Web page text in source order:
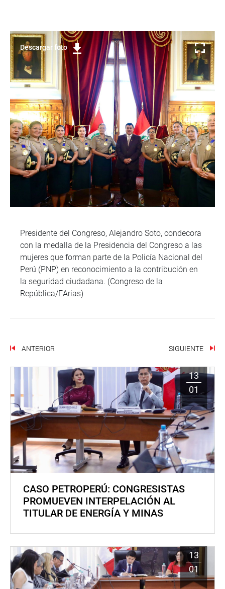
Descargar foto
Presidente del Congreso, Alejandro Soto, condecora
con la medalla de la Presidencia del Congreso a las
mujeres que forman parte de la Policía Nacional del
Perú (PNP) en reconocimiento a la contribución en
la seguridad ciudadana. (Congreso de la
República/EArias)
ANTERIOR SIGUIENTE
13
01
CASO PETROPERÚ: CONGRESISTAS
PROMUEVEN INTERPELACIÓN AL
TITULAR DE ENERGÍA Y MINAS
13
01